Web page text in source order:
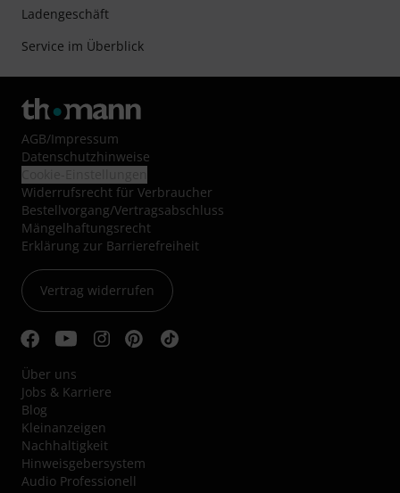
Ladengeschäft
Service im Überblick
AGB/Impressum
Datenschutzhinweise
Widerrufsrecht für Verbraucher
Bestellvorgang/Vertragsabschluss
Mängelhaftungsrecht
Erklärung zur Barrierefreiheit
Vertrag widerrufen
Über uns
Jobs & Karriere
Blog
Kleinanzeigen
Nachhaltigkeit
Hinweisgebersystem
Audio Professionell